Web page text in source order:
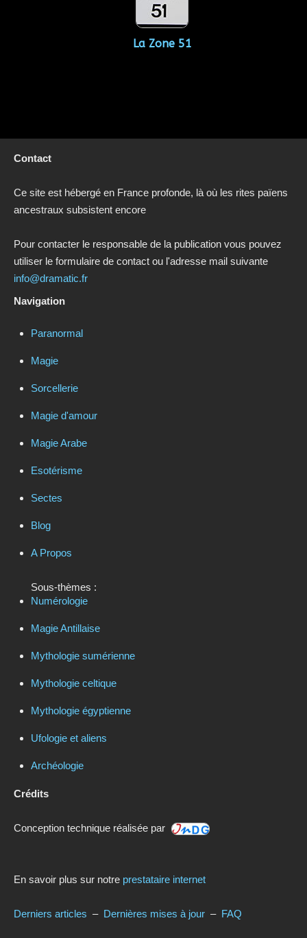
La Zone 51
Contact
Ce site est hébergé en France profonde, là où les rites païens
ancestraux subsistent encore
Pour contacter le responsable de la publication vous pouvez
utiliser le formulaire de contact ou l'adresse mail suivante
info@dramatic.fr
Navigation
Paranormal
Magie
Sorcellerie
Magie d'amour
Magie Arabe
Esotérisme
Sectes
Blog
A Propos
Sous-thèmes :
Numérologie
Magie Antillaise
Mythologie sumérienne
Mythologie celtique
Mythologie égyptienne
Ufologie et aliens
Archéologie
Crédits
Conception technique réalisée par
En savoir plus sur notre prestataire internet
Derniers articles – Dernières mises à jour – FAQ